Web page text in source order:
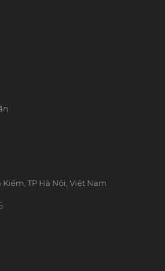
Kiếm, TP Hà Nội, Việt Nam